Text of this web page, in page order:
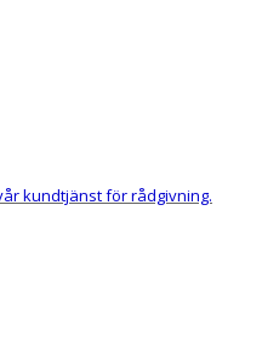
kundtjänst för rådgivning.